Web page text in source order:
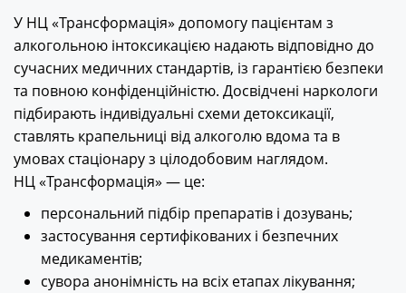
У НЦ «Трансформація» допомогу пацієнтам з
алкогольною інтоксикацією надають відповідно до
сучасних медичних стандартів, із гарантією безпеки
та повною конфіденційністю. Досвідчені наркологи
підбирають індивідуальні схеми детоксикації,
ставлять крапельниці від алкоголю вдома та в
умовах стаціонару з цілодобовим наглядом.
НЦ «Трансформація» — це:
персональний підбір препаратів і дозувань;
застосування сертифікованих і безпечних
медикаментів;
сувора анонімність на всіх етапах лікування;